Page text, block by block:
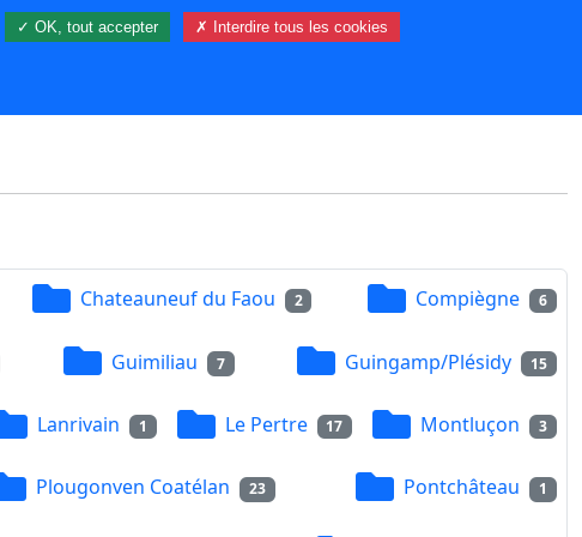
Chateauneuf du Faou 2 Compiègne 6
Guimiliau 7 Guingamp/Plésidy 15
Lanrivain 1 Le Pertre 17 Montluçon 3
Plougonven Coatélan 23 Pontchâteau 1
✓ OK, tout accepter ✗ Interdire tous les cookies